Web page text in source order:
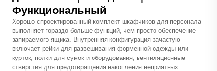
Функциональный
Хорошо спроектированный комплект шкафчиков для персонала
выполняет гораздо больше функций, чем просто обеспечение
запираемого ящика. Внутренняя конфигурация зачастую
включает рейки для развешивания форменной одежды или
курток, полки для сумок и оборудования, вентиляционные
отверстия для предотвращения накопления неприятных